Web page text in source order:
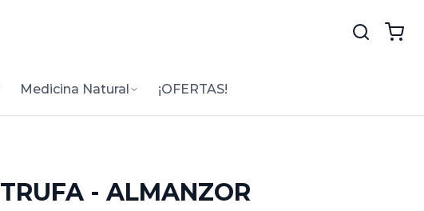
Medicina Natural ¡OFERTAS!
TRUFA - ALMANZOR